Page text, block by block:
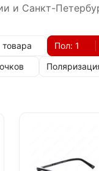
и Санкт-
товара Пол: 1